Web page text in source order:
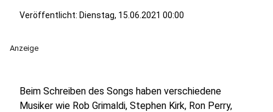
Veröffentlicht: Dienstag, 15.06.2021 00:00
Anzeige
Beim Schreiben des Songs haben verschiedene
Musiker wie Rob Grimaldi, Stephen Kirk, Ron Perry,